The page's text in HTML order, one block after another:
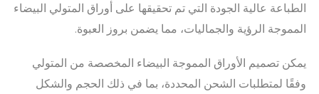
الطباعة عالية الجودة التي تم تحقيقها على أوراق المتولي البيضاء
المموجة الرؤية والجماليات، مما يضمن بروز العبوة.
يمكن تصميم الأوراق المموجة البيضاء المخصصة من المتولي
وفقًا لمتطلبات الشحن المحددة، بما في ذلك الحجم والشكل